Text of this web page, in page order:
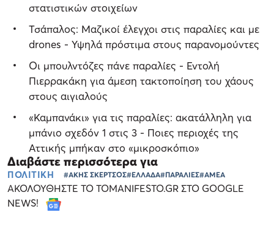
στατιστικών στοιχείων
Τσάπαλος: Mαζικοί έλεγχοι στις παραλίες και με
drones - Υψηλά πρόστιμα στους παρανομούντες
Οι μπουλντόζες πάνε παραλίες - Εντολή
Πιερρακάκη για άμεση τακτοποίηση του χάους
στους αιγιαλούς
«Καμπανάκι» για τις παραλίες: ακατάλληλη για
μπάνιο σχεδόν 1 στις 3 - Ποιες περιοχές της
Αττικής μπήκαν στο «μικροσκόπιο»
Διαβάστε περισσότερα για
ΠΟΛΙΤΙΚΗ #ΑΚΗΣ ΣΚΕΡΤΣΟΣ#ΕΛΛΑΔΑ#ΠΑΡΑΛΙΕΣ#ΑΜΕΑ
ΑΚΟΛΟΥΘΗΣΤΕ ΤΟ TOMANIFESTO.GR ΣΤΟ GOOGLE
NEWS!